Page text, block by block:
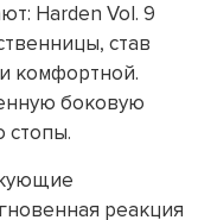
Harden Vol. 9
став
комфортной.
боковую
стопы.
реакция